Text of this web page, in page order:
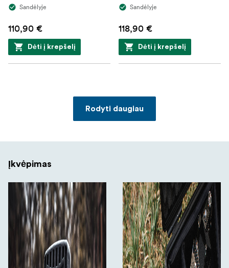
Sandėlyje
110,90 €
Dėti į krepšelį
Sandėlyje
118,90 €
Dėti į krepšelį
Rodyti daugiau
Įkvėpimas